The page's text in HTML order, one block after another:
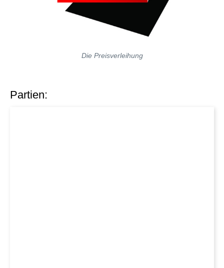
Die Preisverleihung
Partien: